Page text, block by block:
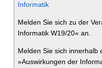
Informatik
Melden Sie sich zu der
Informatik W19/20« an.
Melden Sie sich innerhalb
»Auswirkungen der